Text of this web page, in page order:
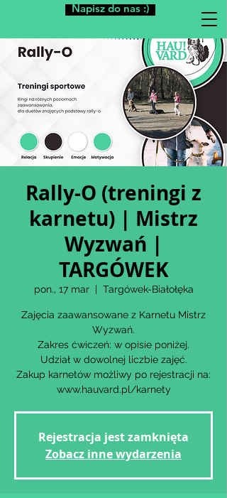
Napisz do nas :)
Rally-O (treningi z
karnetu) | Mistrz
Wyzwań |
TARGÓWEK
pon., 17 mar
  |
Targówek-Białołęka
Zajęcia zaawansowane z Karnetu Mistrz
Wyzwań.
Zakres ćwiczeń: w opisie poniżej.
Udział w dowolnej liczbie zajęć.
Zakup karnetów możliwy po rejestracji na:
www.hauvard.pl/karnety
Rejestracja jest zamknięta
Zobacz inne wydarzenia